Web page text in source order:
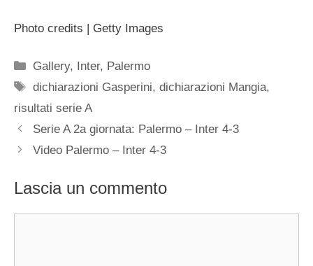
Photo credits | Getty Images
Categorie
Gallery, Inter, Palermo
Tag
dichiarazioni Gasperini,dichiarazioni Mangia,
risultati serie A
Serie A 2a giornata: Palermo – Inter 4-3
Video Palermo – Inter 4-3
Lascia un commento